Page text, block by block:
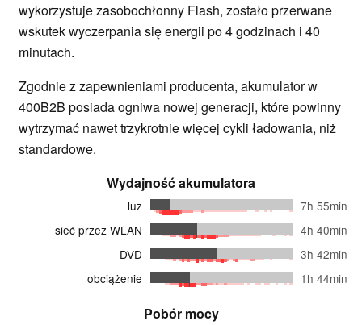
wykorzystuje zasobochłonny Flash, zostało przerwane
wskutek wyczerpania się energii po 4 godzinach i 40
minutach.
Zgodnie z zapewnieniami producenta, akumulator w
400B2B posiada ogniwa nowej generacji, które powinny
wytrzymać nawet trzykrotnie więcej cykli ładowania, niż
standardowe.
Wydajność akumulatora
luz
7h 55min
sieć przez WLAN
4h 40min
DVD
3h 42min
obciążenie
1h 44min
Pobór mocy